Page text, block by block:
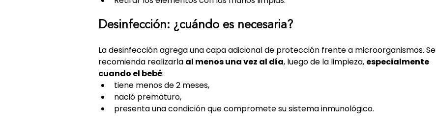
Desinfección: ¿cuándo es necesaria?
La desinfección agrega una capa adicional de protección frente a microorganismos. Se
recomienda realizarla al menos una vez al día, luego de la limpieza, especialmente
cuando el bebé:
tiene menos de 2 meses,
nació prematuro,
presenta una condición que compromete su sistema inmunológico.